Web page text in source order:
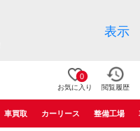
表示
0
お気に入り 閲覧履歴
車買取 カーリース 整備工場